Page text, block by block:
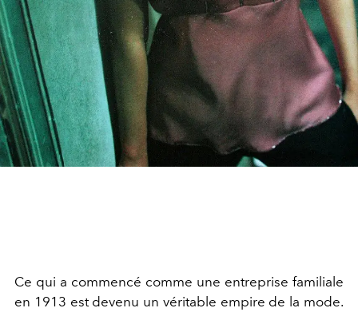
Ce qui a commencé comme une entreprise familiale
en 1913 est devenu un véritable empire de la mode.